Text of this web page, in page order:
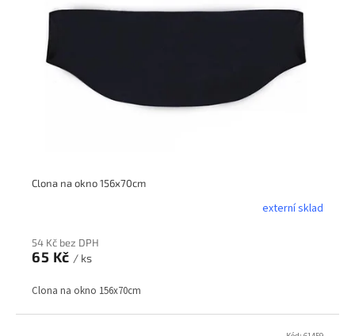
Clona na okno 156x70cm
externí sklad
54 Kč bez DPH
65 Kč / ks
Clona na okno 156x70cm